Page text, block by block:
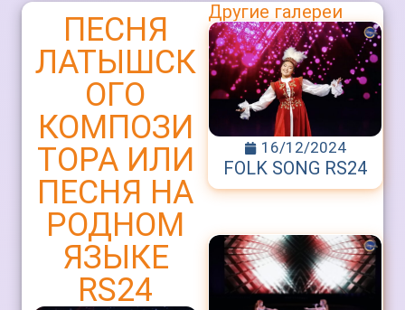
ПЕСНЯ
ЛАТЫШСК
ОГО
КОМПОЗИ
ТОРА ИЛИ
ПЕСНЯ НА
РОДНОМ
ЯЗЫКЕ
RS24
Другие галереи
16/12/2024
FOLK SONG RS24